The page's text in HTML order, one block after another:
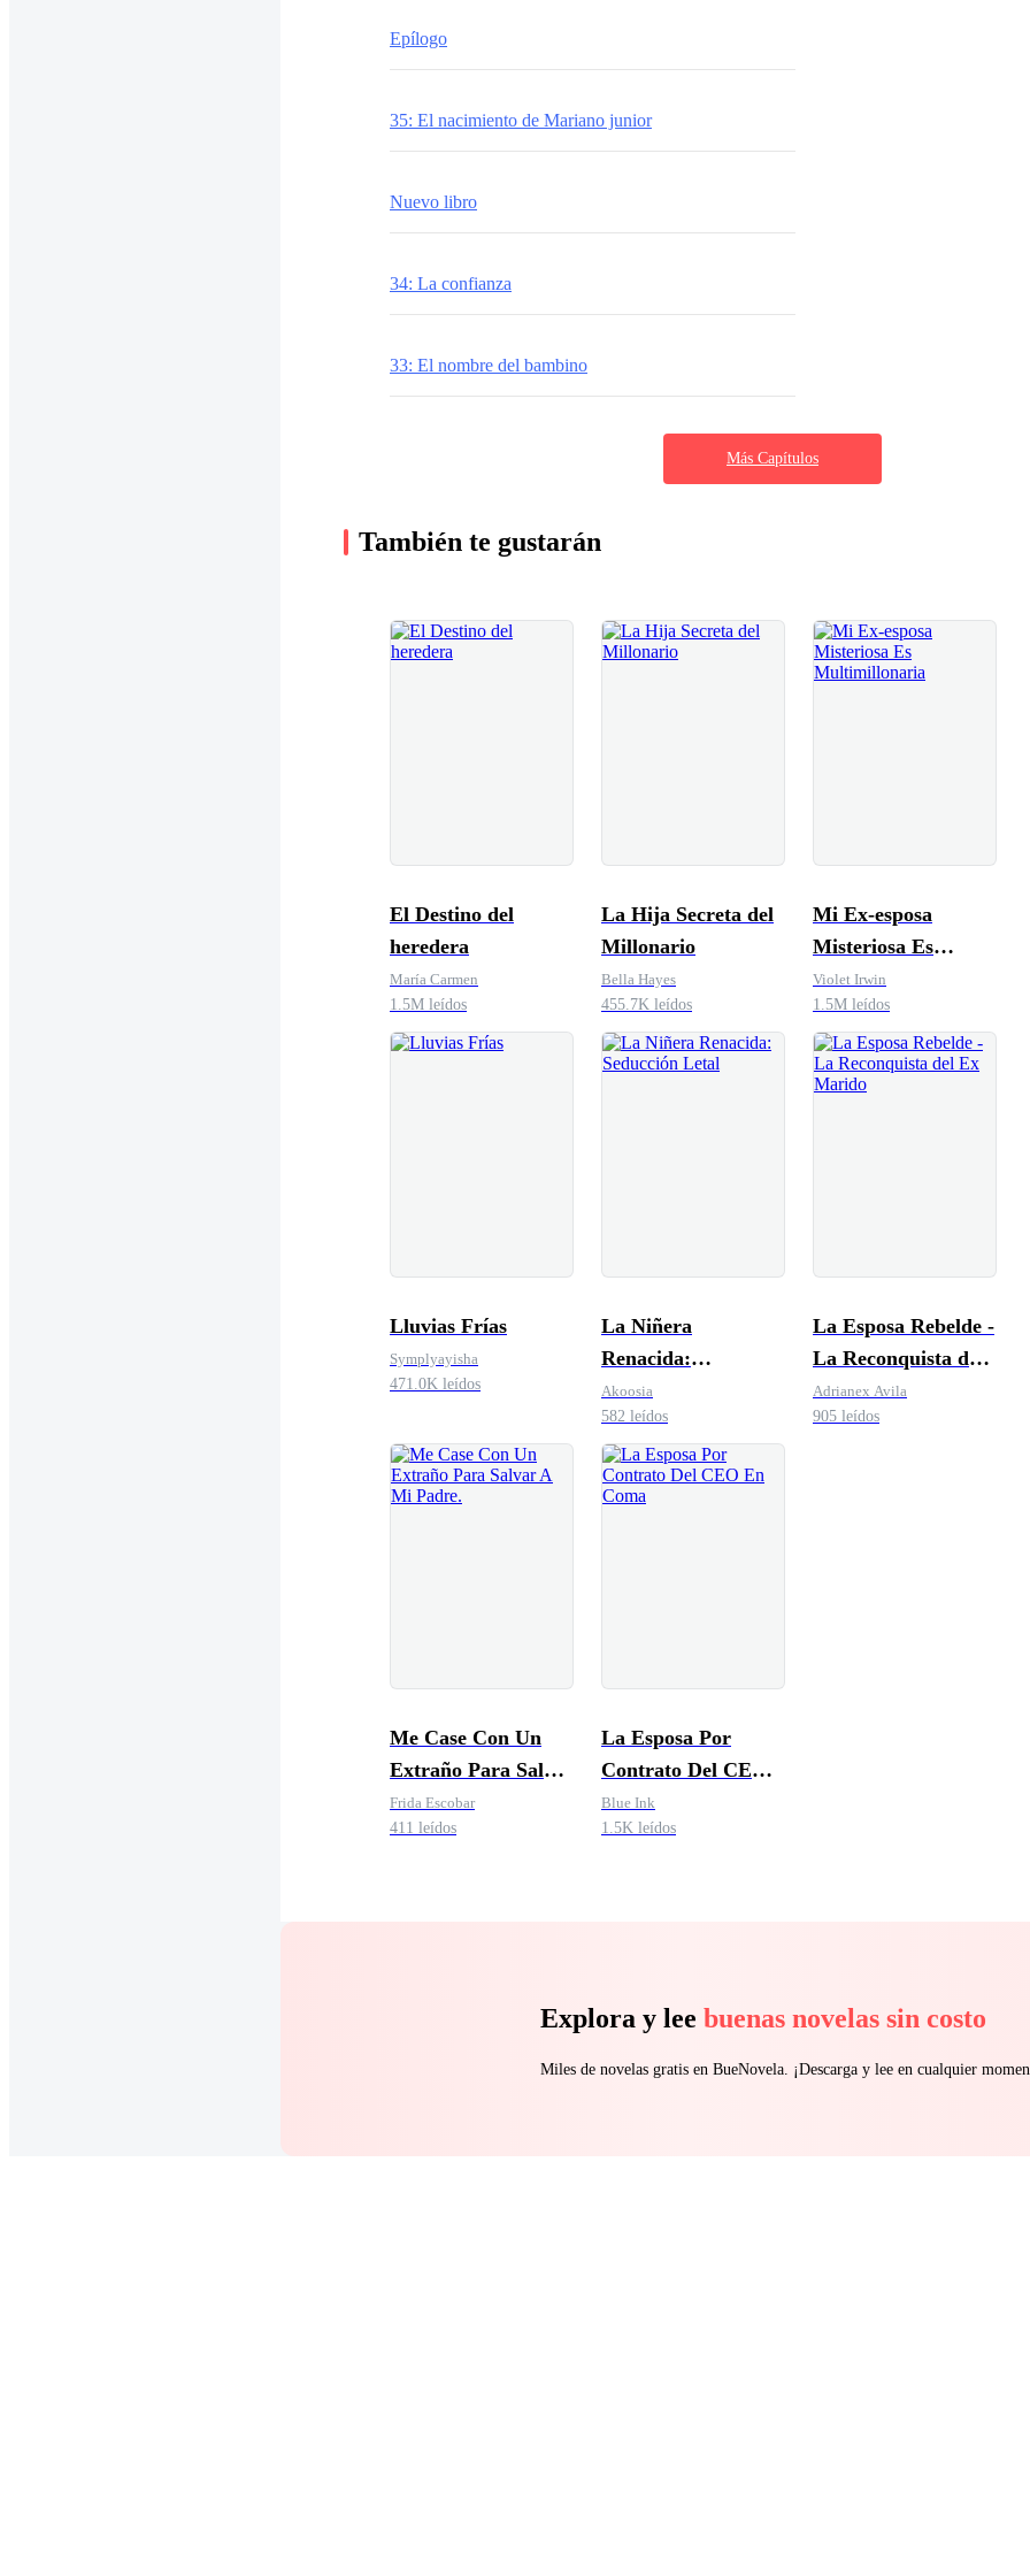
Epílogo
35: El nacimiento de Mariano junior
Nuevo libro
34: La confianza
33: El nombre del bambino
Más Capítulos
También te gustarán
El Destino del
heredera
María Carmen
1.5M leídos
La Hija Secreta del
Millonario
Bella Hayes
455.7K leídos
Mi Ex-esposa
Misteriosa Es
Multimillonaria
Violet Irwin
1.5M leídos
Lluvias Frías
Symplyayisha
471.0K leídos
La Niñera
Renacida:
Seducción Letal
Akoosia
582 leídos
La Esposa Rebelde -
La Reconquista del
Ex Marido
Adrianex Avila
905 leídos
Me Case Con Un
Extraño Para Salvar
A Mi Padre.
Frida Escobar
411 leídos
La Esposa Por
Contrato Del CEO
En Coma
Blue Ink
1.5K leídos
Explora y lee buenas novelas sin costo
Miles de novelas gratis en BueNovela. ¡Descarga y lee en cualquier